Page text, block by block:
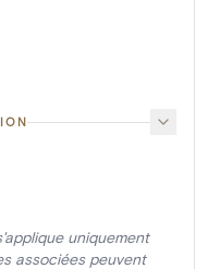
uniquement
associées peuvent